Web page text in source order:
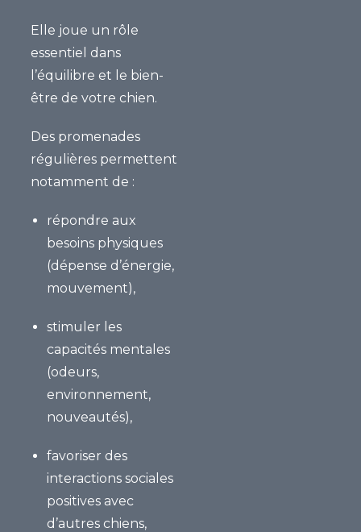
Elle joue un rôle
essentiel dans
l’équilibre et le bien-
être de votre chien.
Des promenades
régulières permettent
notamment de :
répondre aux
besoins physiques
(dépense d’énergie,
mouvement),
stimuler les
capacités mentales
(odeurs,
environnement,
nouveautés),
favoriser des
interactions sociales
positives avec
d’autres chiens,